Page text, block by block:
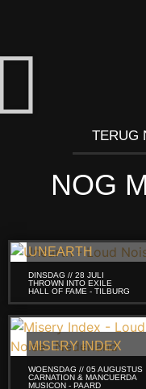
TERUG
NOG
UNEARTH
DINSDAG // 28 JULI
THROWN INTO EXILE
HALL OF FAME - TILBURG
MISERY INDEX
WOENSDAG // 05 AUGUSTUS
CARNATION & MANCUERDA
MUSICON - PAARD